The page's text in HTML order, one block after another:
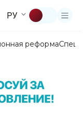
РУ
реформа